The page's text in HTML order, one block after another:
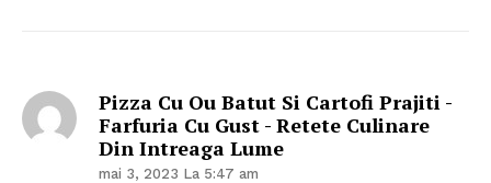
Politica de Confidențialitate
Pizza Cu Ou Batut Si Cartofi Prajiti -
Farfuria Cu Gust - Retete Culinare
Din Intreaga Lume
mai 3, 2023 La 5:47 am